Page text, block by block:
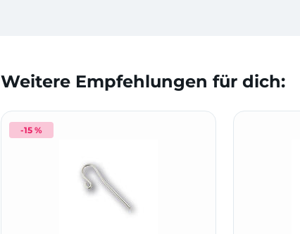
Weitere Empfehlungen für dich:
-15 %